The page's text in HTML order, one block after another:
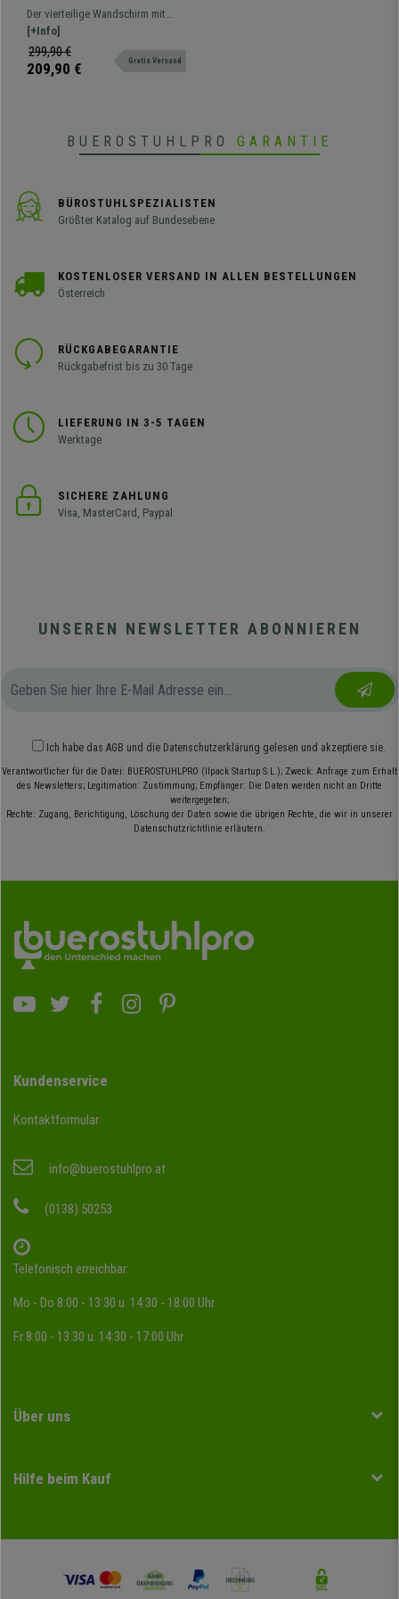
180x160x2,5cm, mit LED
Beleuchtung, sehr praktisch,
Holzstruktur
Der vierteilige Wandschirm mit
LED-Leuchten verbindet Design
und Funktionalität. Er eignet sich
perfekt zur Raumtrennung und
[+Info]
299,90 €
209,90 € Gratis Versand
BUEROSTUHLPRO GARANTIE
BÜROSTUHLSPEZIALISTEN
Größter Katalog auf Bundesebene
KOSTENLOSER VERSAND IN ALLEN BESTELLUNGEN
Österreich
RÜCKGABEGARANTIE
Rückgabefrist bis zu 30 Tage
LIEFERUNG IN 3-5 TAGEN
Werktage
SICHERE ZAHLUNG
Visa, MasterCard, Paypal
UNSEREN NEWSLETTER ABONNIEREN
Ich habe das AGB und die Datenschutzerklärung gelesen und akzeptiere sie.
Verantwortlicher für die Datei: BUEROSTUHLPRO (Ilpack Startup S.L.); Zweck: Anfrage zum Erhalt
des Newsletters; Legitimation: Zustimmung; Empfänger: Die Daten werden nicht an Dritte
weitergegeben;
Rechte: Zugang, Berichtigung, Löschung der Daten sowie die übrigen Rechte, die wir in unserer
Datenschutzrichtlinie erläutern.
Kundenservice
Kontaktformular
info@buerostuhlpro.at
(0138) 50253
Telefonisch erreichbar:
Mo - Do 8:00 - 13:30 u. 14:30 - 18:00 Uhr
Fr 8:00 - 13:30 u. 14:30 - 17:00 Uhr
Über uns
Hilfe beim Kauf